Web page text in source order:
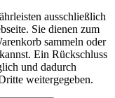
ausschließlich
Sie dienen zum
sammeln oder
Ein Rückschluss
und dadurch
weitergegeben.